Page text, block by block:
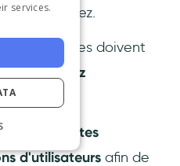
disposez.
mais elles doivent
puissiez
en œuvre
des cartes
d'utilisateurs afin de
services.